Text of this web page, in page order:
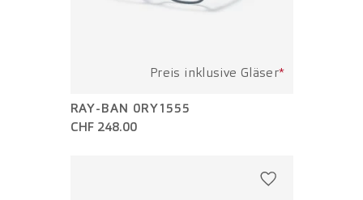
Preis inklusive Gläser*
RAY-BAN 0RY1555
CHF 248.00